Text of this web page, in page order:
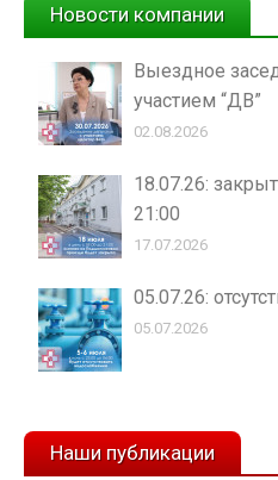
Новости компании
Выездное
участием “ДВ”
02.08.2026
18.07.26:
21:00
17.07.2026
05.07.26:
05.07.2026
Наши публикации